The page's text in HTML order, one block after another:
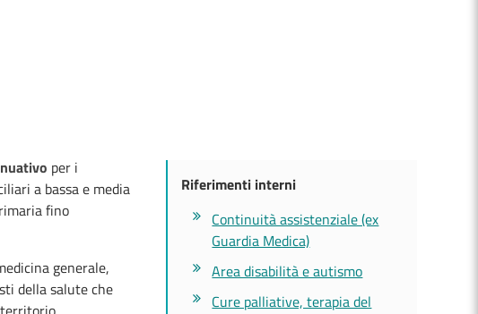
per i
a bassa e media
fino
generale,
della salute che
Riferimenti interni
Continuità assistenziale (ex
Guardia Medica)
Area disabilità e autismo
Cure palliative, terapia del